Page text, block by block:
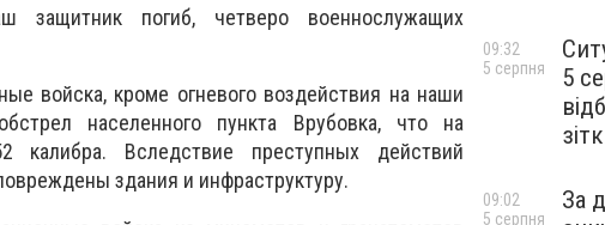
погиб, четверо военнослужащих
войска, кроме огневого воздействия на наши
населенного пункта Врубовка, что на
калибра. Вследствие преступных действий
здания и инфраструктуру.
5
09:32
5 серпня
За
09:02
5 серпня